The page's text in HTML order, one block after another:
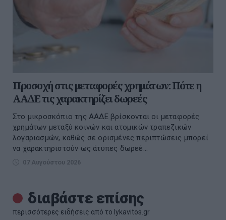
Προσοχή στις μεταφορές χρημάτων: Πότε η
ΑΑΔΕ τις χαρακτηρίζει δωρεές
Στο μικροσκόπιο της ΑΑΔΕ βρίσκονται οι μεταφορές
χρημάτων μεταξύ κοινών και ατομικών τραπεζικών
λογαριασμών, καθώς σε ορισμένες περιπτώσεις μπορεί
να χαρακτηριστούν ως άτυπες δωρεέ...
07 Αυγούστου 2026
διαβάστε επίσης
περισσότερες ειδήσεις από το lykavitos.gr